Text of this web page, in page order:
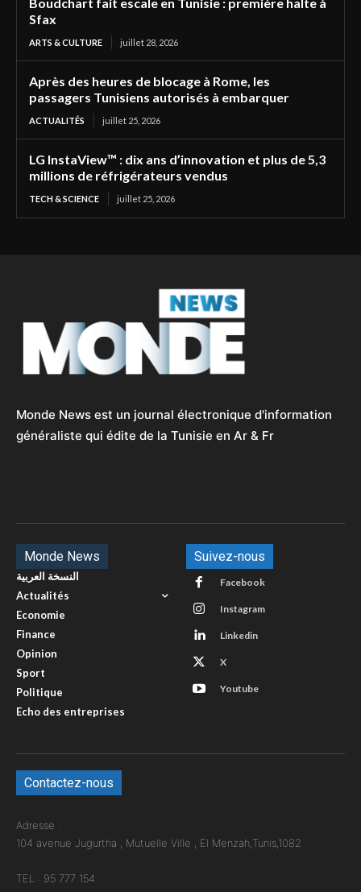
Sfax
ARTS & CULTURE juillet 28, 2026
Après des heures de blocage à Rome, les
passagers Tunisiens autorisés à embarquer
ACTUALITÉS juillet 25, 2026
LG InstaView™ : dix ans d’innovation et plus de 5,3
millions de réfrigérateurs vendus
TECH & SCIENCE juillet 25, 2026
Monde News est un journal électronique d'information
généraliste qui édite de la Tunisie en Ar & Fr
Monde News
النسخة العربية
Actualités
Economie
Finance
Opinion
Sport
Politique
Echo des entreprises
Suivez-nous
Facebook
Instagram
Linkedin
X
Youtube
Contactez-nous
Adresse :
104 avenue Jugurtha , Mutuelle Ville , El Menzah,Tunis,1082
TEL : 95 777 154